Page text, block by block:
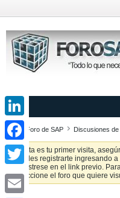
Foro de SAP Discusiones
Si esta es tu primer visita,
Puedes registrarte ingresando a
Regístrese en el link previo.
seleccione el foro que quiere
LinkedIn
Facebook
Twitter